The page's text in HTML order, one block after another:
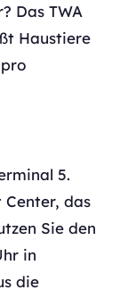
Das TWA
Haustiere
pro
5.
Center, das
Sie den
in
die